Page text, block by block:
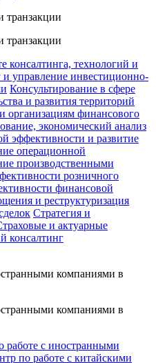
транзакции
транзакции
консалтинга, технологий и
управление инвестиционно-
Консультирование в сфере
и развития территорий
организациям финансового
экономический анализ
эффективности и развитие
операционной
производственными
розничного
финансовой
и реструктуризация
Стратегия и
и актуарные
консалтинг
компаниями в
компаниями в
работе с иностранными
по работе с китайскими